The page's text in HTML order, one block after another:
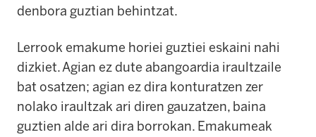
denbora guztian behintzat.
Lerrook emakume horiei guztiei eskaini nahi
dizkiet. Agian ez dute abangoardia iraultzaile
bat osatzen; agian ez dira konturatzen zer
nolako iraultzak ari diren gauzatzen, baina
guztien alde ari dira borrokan. Emakumeak